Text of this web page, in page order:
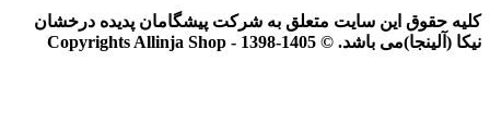
کلیه حقوق این سایت متعلق به شرکت پیشگامان پدیده درخشان
نیکا (آلینجا)می باشد. © Copyrights Allinja Shop - 1398-1405